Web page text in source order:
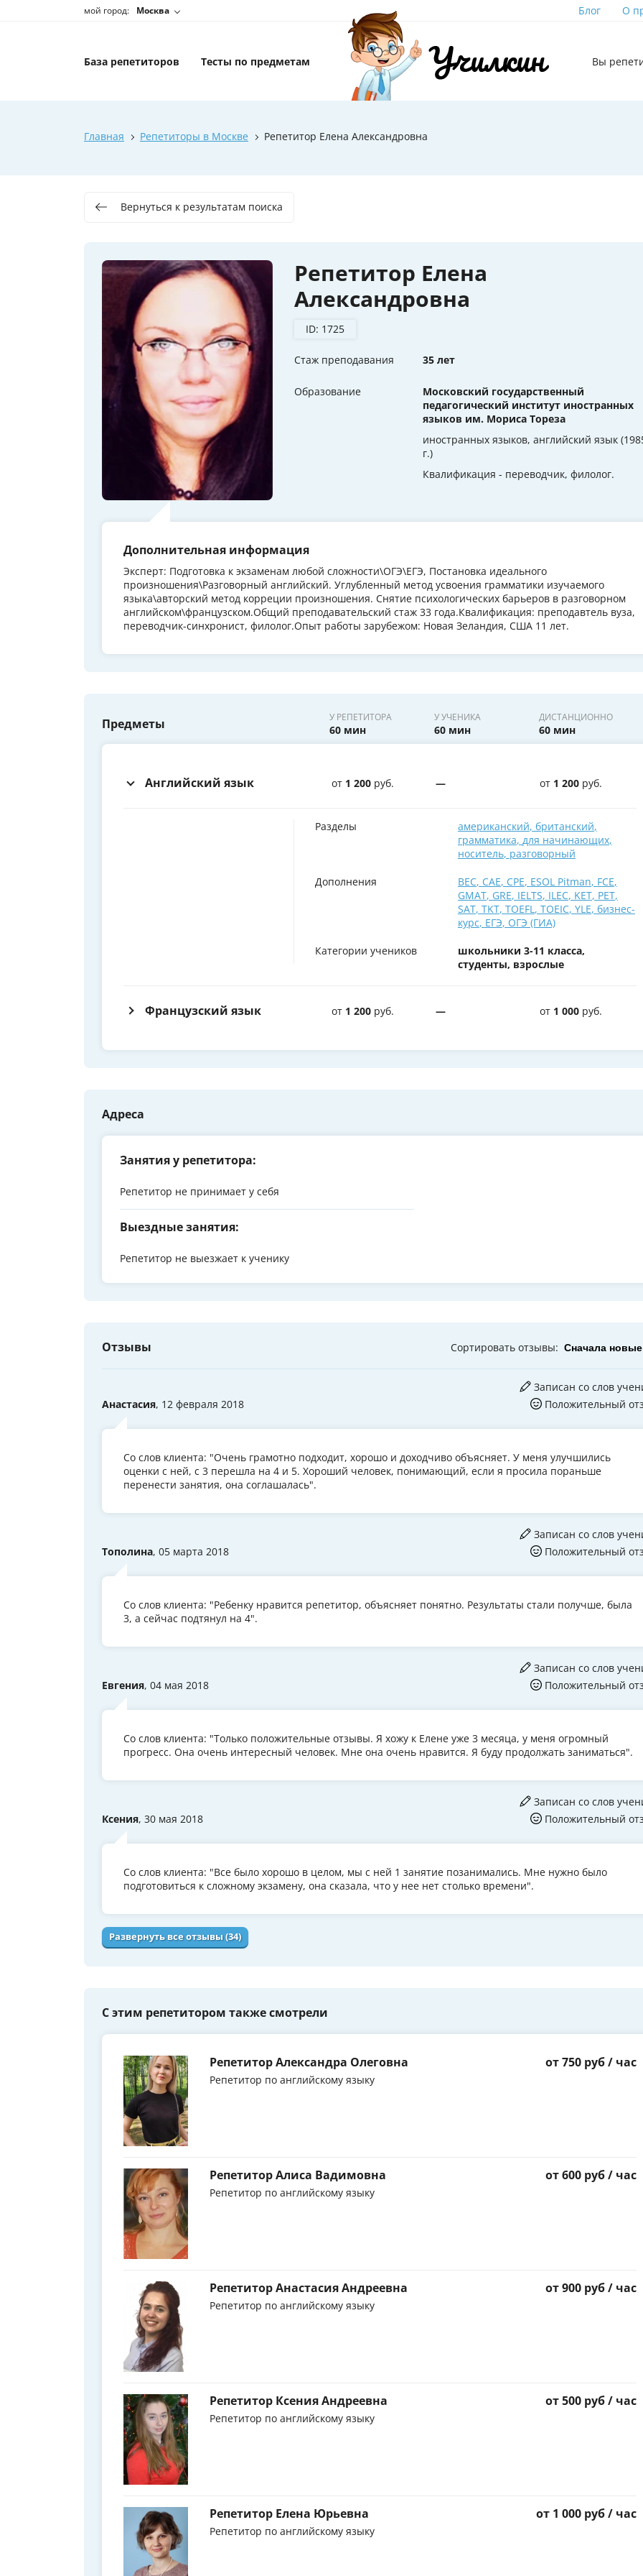
мой город: Москва Блог О
База репетиторов Тесты по предметам Вы
Главная Репетиторы в Москве Репетитор Елена Александровна
Вернуться к результатам поиска
Репетитор Елена
Александровна
ID: 1725
Стаж преподавания 35 лет
Образование
Московский государственный
педагогический институт иностранных
языков им. Мориса Тореза
иностранных языков, английский язык
г.)
Квалификация - переводчик, филолог.
Дополнительная информация
Эксперт: Подготовка к экзаменам любой сложности\ОГЭ\ЕГЭ, Постановка идеального
произношения\Разговорный английский. Углубленный метод усвоения грамматики изучаемого
языка\авторский метод корреции произношения. Снятие психологических барьеров в разговорном
английском\французском.Общий преподавательский стаж 33 года.Квалификация: преподавтель вуза,
переводчик-синхронист, филолог.Опыт работы зарубежом: Новая Зеландия, США 11 лет.
Предметы У РЕПЕТИТОРА
60 мин
У УЧЕНИКА
60 мин
ДИСТАНЦИОННО
60 мин
Английский язык от 1 200 руб. — от 1 200 руб.
Разделы американский, британский,
грамматика, для начинающих,
носитель, разговорный
Дополнения BEC, CAE, CPE, ESOL Pitman, FCE,
GMAT, GRE, IELTS, ILEC, KET, PET,
SAT, TKT, TOEFL , TOEIC, YLE, бизнес-
курс, ЕГЭ, ОГЭ (ГИА)
Категории учеников
школьники 3-11 класса,
студенты, взрослые
Французский язык от 1 200 руб. — от 1 000 руб.
Адреса
Занятия у репетитора:
Репетитор не принимает у себя
Выездные занятия:
Репетитор не выезжает к ученику
Отзывы Сортировать отзывы:
Анастасия, 12 февраля 2018
Записан со слов
Положительный
Со слов клиента: "Очень грамотно подходит, хорошо и доходчиво объясняет. У меня улучшились
оценки с ней, с 3 перешла на 4 и 5. Хороший человек, понимающий, если я просила пораньше
перенести занятия, она соглашалась".
Тополина, 05 марта 2018
Записан со слов
Положительный
Со слов клиента: "Ребенку нравится репетитор, объясняет понятно. Результаты стали получше, была
3, а сейчас подтянул на 4".
Евгения, 04 мая 2018
Записан со слов
Положительный
Со слов клиента: "Только положительные отзывы. Я хожу к Елене уже 3 месяца, у меня огромный
прогресс. Она очень интересный человек. Мне она очень нравится. Я буду продолжать заниматься".
Ксения, 30 мая 2018
Записан со слов
Положительный
Со слов клиента: "Все было хорошо в целом, мы с ней 1 занятие позанимались. Мне нужно было
подготовиться к сложному экзамену, она сказала, что у нее нет столько времени".
Развернуть все отзывы (34)
С этим репетитором также смотрели
Репетитор Александра Олеговна
Репетитор по английскому языку
от 750 руб / час
Репетитор Алиса Вадимовна
Репетитор по английскому языку
от 600 руб / час
Репетитор Анастасия Андреевна
Репетитор по английскому языку
от 900 руб / час
Репетитор Ксения Андреевна
Репетитор по английскому языку
от 500 руб / час
Репетитор Елена Юрьевна
Репетитор по английскому языку
от 1 000 руб / час